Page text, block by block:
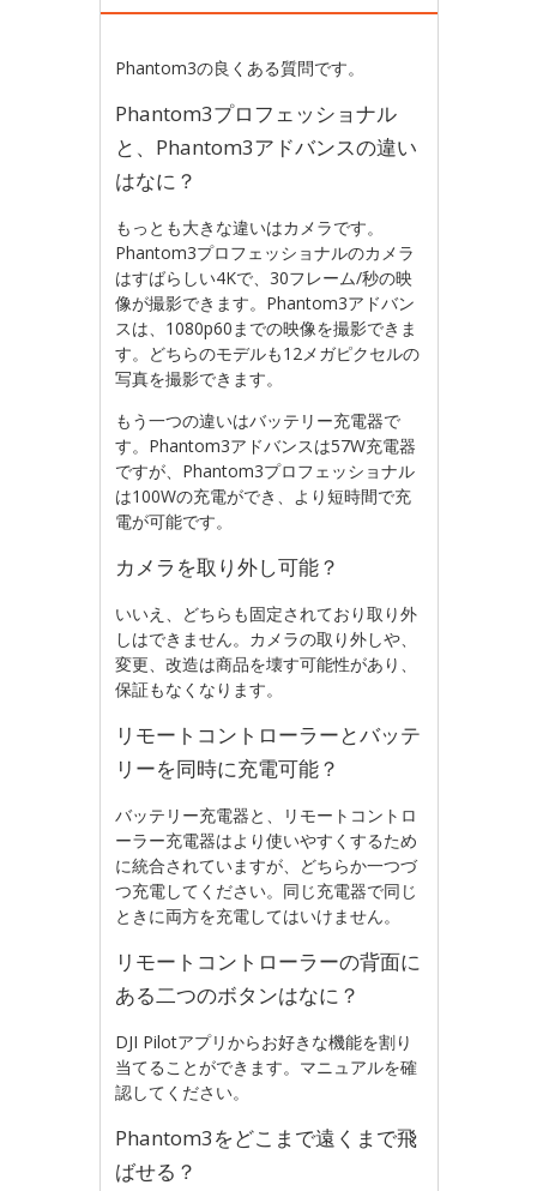
Phantom3の良くある質問です。
Phantom3プロフェッショナル
と、Phantom3アドバンスの違い
はなに？
もっとも大きな違いはカメラです。
Phantom3プロフェッショナルのカメラ
はすばらしい4Kで、30フレーム/秒の映
像が撮影できます。Phantom3アドバン
スは、1080p60までの映像を撮影できま
す。どちらのモデルも12メガピクセルの
写真を撮影できます。
もう一つの違いはバッテリー充電器で
す。Phantom3アドバンスは57W充電器
ですが、Phantom3プロフェッショナル
は100Wの充電ができ、より短時間で充
電が可能です。
カメラを取り外し可能？
いいえ、どちらも固定されており取り外
しはできません。カメラの取り外しや、
変更、改造は商品を壊す可能性があり、
保証もなくなります。
リモートコントローラーとバッテ
リーを同時に充電可能？
バッテリー充電器と、リモートコントロ
ーラー充電器はより使いやすくするため
に統合されていますが、どちらか一つづ
つ充電してください。同じ充電器で同じ
ときに両方を充電してはいけません。
リモートコントローラーの背面に
ある二つのボタンはなに？
DJI Pilotアプリからお好きな機能を割り
当てることができます。マニュアルを確
認してください。
Phantom3をどこまで遠くまで飛
ばせる？